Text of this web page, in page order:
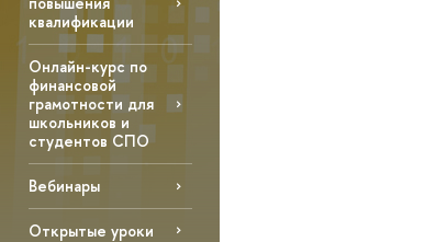
квалификации
Онлайн-курс по
финансовой
грамотности для
школьников и
студентов СПО
Вебинары
Открытые уроки